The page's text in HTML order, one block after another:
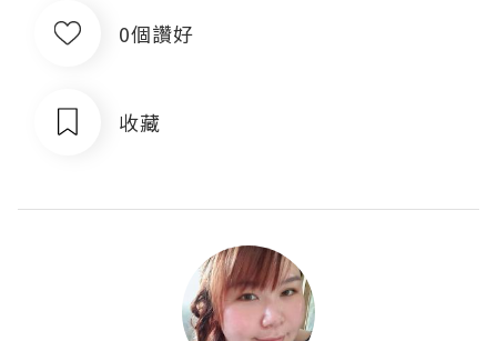
0個讚好
收藏